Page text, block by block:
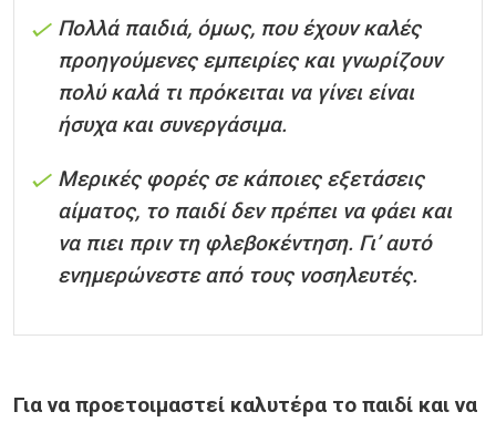
Πολλά παιδιά, όμως, που έχουν καλές
προηγούμενες εμπειρίες και γνωρίζουν
πολύ καλά τι πρόκειται να γίνει είναι
ήσυχα και συνεργάσιμα.
Μερικές φορές σε κάποιες εξετάσεις
αίματος, το παιδί δεν πρέπει να φάει και
να πιει πριν τη φλεβοκέντηση. Γι’ αυτό
ενημερώνεστε από τους νοσηλευτές.
Για να προετοιμαστεί καλυτέρα το παιδί και να